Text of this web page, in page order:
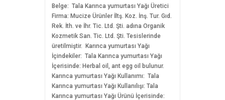
Belge: Tala Karınca yumurtası Yağı Üretici
Firma: Mucize Ürünler İltş. Koz. İnş. Tur. Gıd.
Rek. İth. ve İhr. Tic. Ltd. Şti. adına Organik
Kozmetik San. Tic. Ltd. Şti. Tesislerinde
üretilmiştir. Karınca yumurtası Yağı
İçindekiler: Tala Karınca yumurtası Yağı
İçerisinde: Herbal oil, ant egg oil bulunur.
Karınca yumurtası Yağı Kullanımı: Tala
Karınca yumurtası Yağı Kullanılışı: Tala
Karınca yumurtası Yağı Ürünü İçerisinde: